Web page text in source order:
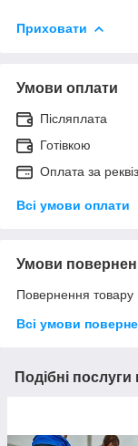
Приховати
Умови оплати
Післяплата
Готівкою
Оплата за
Всі умови оплати
Умови
Повернення товару
Всі умови
Подібні послуги